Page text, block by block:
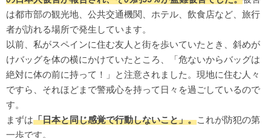
は都市部の観光地、公共交通機関、ホテル、飲食店など、旅行
者が訪れる場所で発生しています。
以前、私がスペインに住む友人と街を歩いていたとき、斜めが
けバッグを体の横にかけていたところ、「危ないからバッグは
絶対に体の前に持って！」と注意されました。現地に住む人々
ですら、それほどまで警戒心を持って日々を過ごしているので
す。
まずは「日本と同じ感覚で行動しないこと」。これが防犯の第
一歩です。